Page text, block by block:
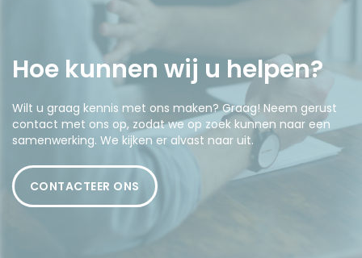
Hoe kunnen wij u helpen?
Wilt u graag kennis met ons maken? Graag! Neem gerust
contact met ons op, zodat we op zoek kunnen naar een
samenwerking. We kijken er alvast naar uit.
CONTACTEER ONS